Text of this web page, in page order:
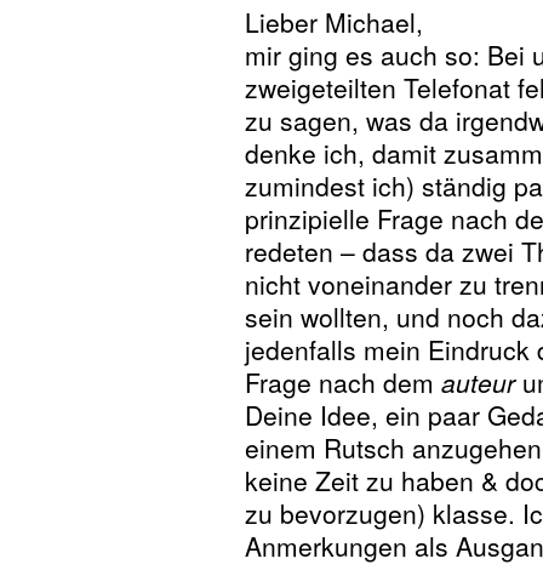
Lieber Michael,
mir ging es auch so: Bei
zweigeteilten Telefonat
zu sagen, was da
denke ich, damit
zumindest ich) ständig
prinzipielle Frage nach
redeten – dass da zwei
nicht voneinander zu
sein wollten, und noch
jedenfalls mein
Frage nach dem auteur
Deine Idee, ein paar
einem Rutsch
keine Zeit zu haben &
zu bevorzugen) klasse.
Anmerkungen als